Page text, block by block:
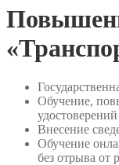
Обучение,
удостоверений
Внесение
Обучение
без отрыва от